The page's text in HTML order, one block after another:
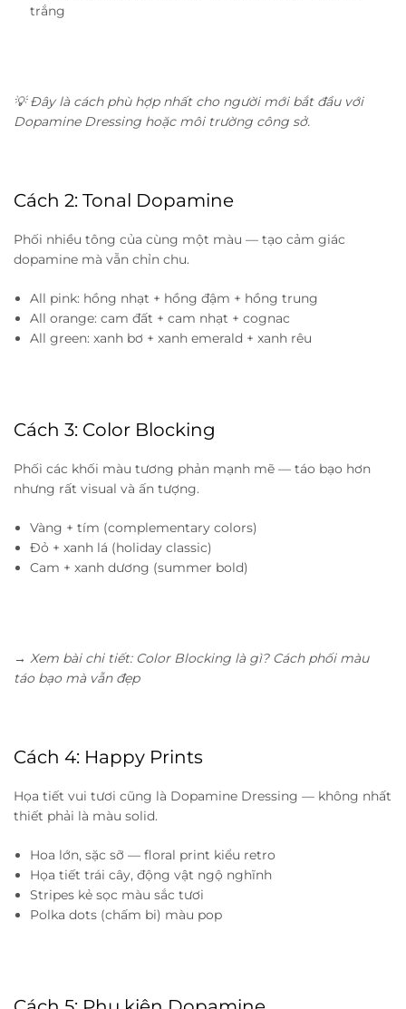
trắng
💡 Đây là cách phù hợp nhất cho người mới bắt đầu với
Dopamine Dressing hoặc môi trường công sở.
Cách 2: Tonal Dopamine
Phối nhiều tông của cùng một màu — tạo cảm giác
dopamine mà vẫn chỉn chu.
All pink: hồng nhạt + hồng đậm + hồng trung
All orange: cam đất + cam nhạt + cognac
All green: xanh bơ + xanh emerald + xanh rêu
Cách 3: Color Blocking
Phối các khối màu tương phản mạnh mẽ — táo bạo hơn
nhưng rất visual và ấn tượng.
Vàng + tím (complementary colors)
Đỏ + xanh lá (holiday classic)
Cam + xanh dương (summer bold)
→ Xem bài chi tiết: Color Blocking là gì? Cách phối màu
táo bạo mà vẫn đẹp
Cách 4: Happy Prints
Họa tiết vui tươi cũng là Dopamine Dressing — không nhất
thiết phải là màu solid.
Hoa lớn, sặc sỡ — floral print kiểu retro
Họa tiết trái cây, động vật ngộ nghĩnh
Stripes kẻ sọc màu sắc tươi
Polka dots (chấm bi) màu pop